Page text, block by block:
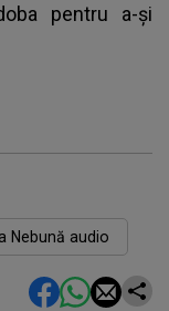
pentru a-și
Nebună audio